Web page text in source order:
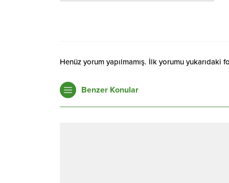
Henüz yorum yapılmamış. İlk yorumu yukarıdaki
Benzer Konular